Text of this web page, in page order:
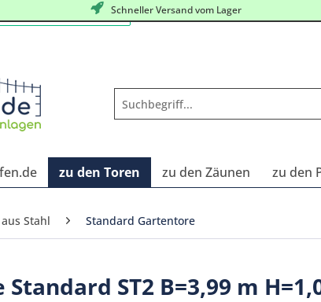
Schneller Versand vom Lager
zu den Toren zu den Zäunen zu den
Stahl Standard Gartentore
ST2 B=3,99 m